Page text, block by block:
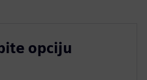
opciju